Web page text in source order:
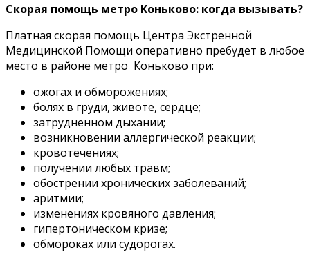
Скорая помощь метро Коньково: когда вызывать?
Платная скорая помощь Центра Экстренной
Медицинской Помощи оперативно пребудет в любое
место в районе метро Коньково при:
ожогах и обморожениях;
болях в груди, животе, сердце;
затрудненном дыхании;
возникновении аллергической реакции;
кровотечениях;
получении любых травм;
обострении хронических заболеваний;
аритмии;
изменениях кровяного давления;
гипертоническом кризе;
обмороках или судорогах.